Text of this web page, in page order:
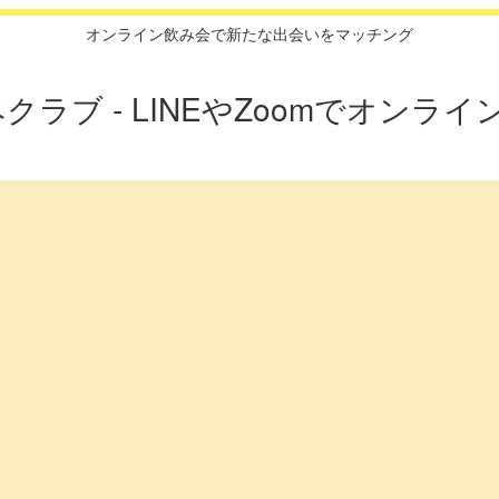
オンライン飲み会で新たな出会いをマッチング
ラブ - LINEやZoomでオンライ